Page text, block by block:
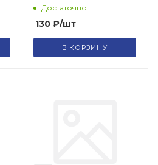
20220
Достаточно
130₽/шт
В КОРЗИНУ